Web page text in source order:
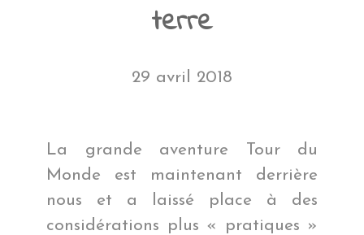
terre
29 avril 2018
La grande aventure Tour du
Monde est maintenant derrière
nous et a laissé place à des
considérations plus « pratiques »